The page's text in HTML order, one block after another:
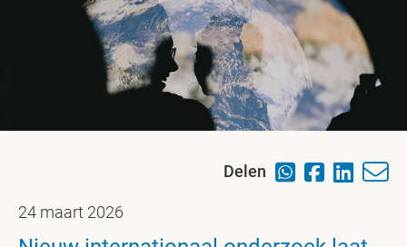
Delen
24 maart 2026